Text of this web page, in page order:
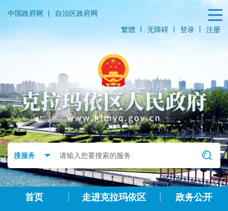
中国政府网 |
自治区政府网
繁體
| 无障碍 | 登录 | 注册
首页 走进克拉玛依区
政务公开